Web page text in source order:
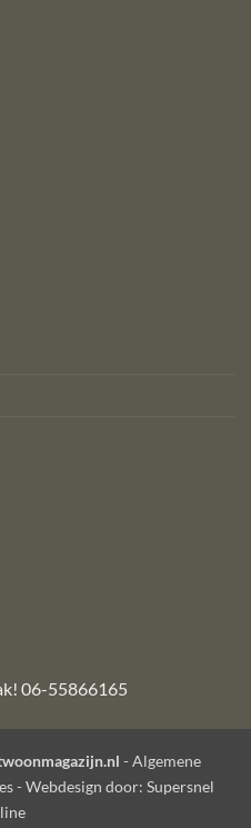
06-55866165
- Algemene
- Webdesign door: Supersnel